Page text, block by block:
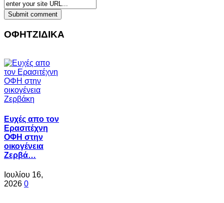
ΟΦΗΤΖΙΔΙΚΑ
Ευχές απο τον
Ερασιτέχνη
ΟΦΗ στην
οικογένεια
Ζερβά…
Ιουλίου 16,
2026 0